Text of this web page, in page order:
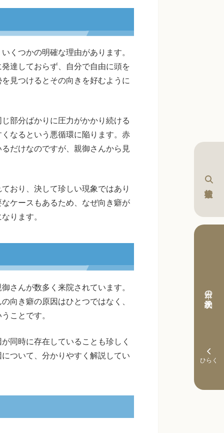
本日の予約状況
くつかの明確な理由があります。
達しておらず、自分で自由に頭を
見つけるとその向きを好むように
部分ばかりに圧力がかかり続ける
なるという悪循環に陥ります。赤
だけなのですが、親御さんから見
おり、決して珍しい現象ではあり
ケースもあるため、なぜ向き癖が
ります。
さんが数多く来院されています。
向き癖の原因はひとつではなく、
ことです。
同時に存在していることも珍しく
ついて、分かりやすく解説してい